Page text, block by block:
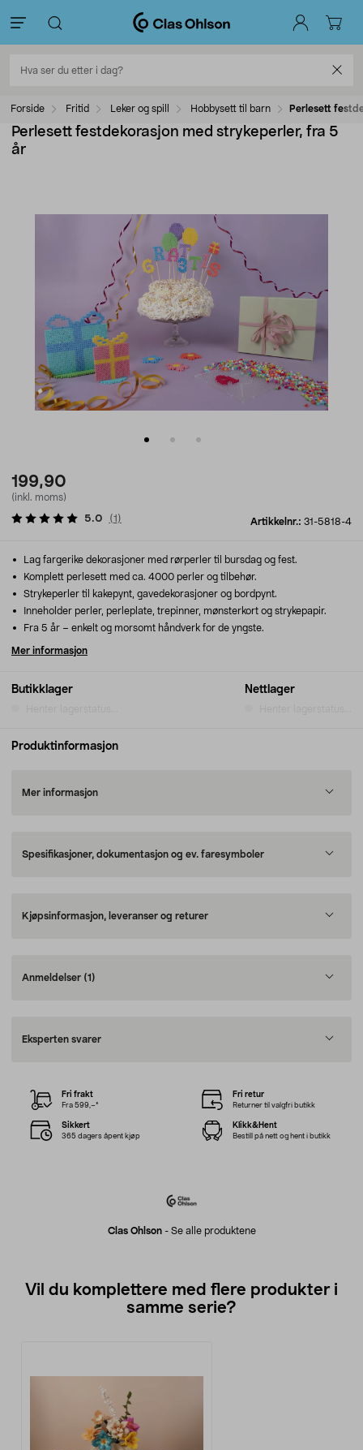
Forside Fritid Leker og spill Hobbysett til barn Perlesett
Perlesett festdekorasjon med strykeperler, fra 5
år
199,90
(inkl. moms)
Artikkelnr.: 31-5818-4
5.0 (1 )
Butikklager Nettlager
Lag fargerike dekorasjoner med rørperler til bursdag og fest.
Komplett perlesett med ca. 4000 perler og tilbehør.
Strykeperler til kakepynt, gavedekorasjoner og bordpynt.
Inneholder perler, perleplate, trepinner, mønsterkort og strykepapir.
Fra 5 år – enkelt og morsomt håndverk for de yngste.
Mer informasjon
Produktinformasjon
Mer informasjon
Spesifikasjoner, dokumentasjon og ev. faresymboler
Kjøpsinformasjon, leveranser og returer
Anmeldelser (1)
Eksperten svarer
Clas Ohlson- Se alle produktene
Fri frakt
Fra 599,–*
Fri retur
Returner til valgfri butikk
Sikkert
365 dagers åpent kjøp
Klikk&Hent
Bestill på nett og hent i butikk
Vil du komplettere med flere produkter i
samme serie?